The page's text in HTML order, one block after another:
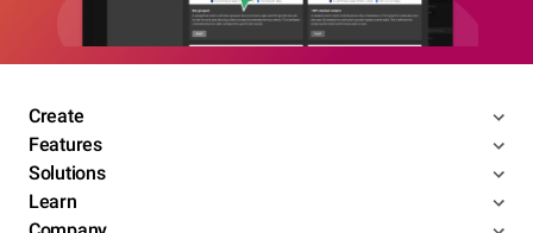
Create
Features
Solutions
Learn